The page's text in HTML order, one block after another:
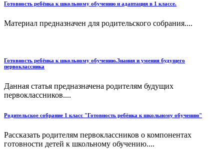
Готовность ребёнка к школьному обучению и адаптация в 1 классе.
Материал предназначен для родительского собрания....
Готовность ребёнка к школьному обучению.Знания и умения будущего
первоклассника
Данная статья предназначена родителям будущих
первоклассников....
Родительское собрание 1 класс "Готовность ребёнка к школьному обучению"
Рассказать родителям первоклассников о компонентах
готовности детей к школьному обучению....